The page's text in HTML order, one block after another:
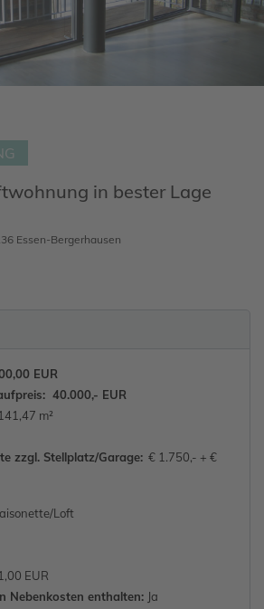
in bester Lage
Essen-Bergerhausen
EUR
40.000,- EUR
m²
zzgl. Stellplatz/Garage:€ 1.750,- + €
Loft
EUR
Nebenkosten enthalten: Ja